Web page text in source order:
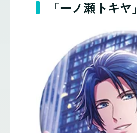
「一ノ瀬トキヤ」